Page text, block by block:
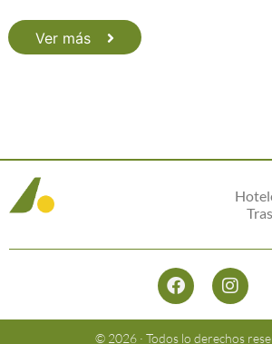
Ver más
© 2026 · Todos lo derechos